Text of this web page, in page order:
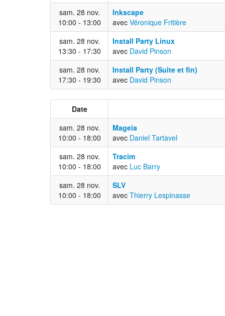
sam. 28 nov.
10:00 - 13:00
Inkscape
avec Véronique Fritière
sam. 28 nov.
13:30 - 17:30
Install Party Linux
avec David Pinson
sam. 28 nov.
17:30 - 19:30
Install Party (Suite et fin)
avec David Pinson
Date
sam. 28 nov.
10:00 - 18:00
Mageia
avec Daniel Tartavel
sam. 28 nov.
10:00 - 18:00
Tracim
avec Luc Barry
sam. 28 nov.
10:00 - 18:00
SLV
avec Thierry Lespinasse